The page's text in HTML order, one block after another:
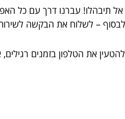
אל תיבהלו! עברנו דרך עם כל
– לשלוח את הבקשה
את הטלפון בזמנים